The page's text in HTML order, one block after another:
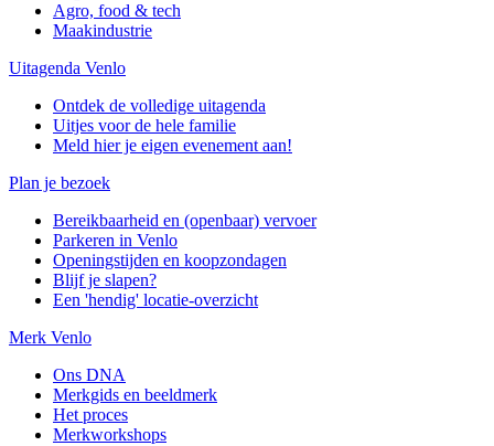
Agro, food & tech
Maakindustrie
Uitagenda Venlo
Ontdek de volledige uitagenda
Uitjes voor de hele familie
Meld hier je eigen evenement aan!
Plan je bezoek
Bereikbaarheid en (openbaar) vervoer
Parkeren in Venlo
Openingstijden en koopzondagen
Blijf je slapen?
Een 'hendig' locatie-overzicht
Merk Venlo
Ons DNA
Merkgids en beeldmerk
Het proces
Merkworkshops